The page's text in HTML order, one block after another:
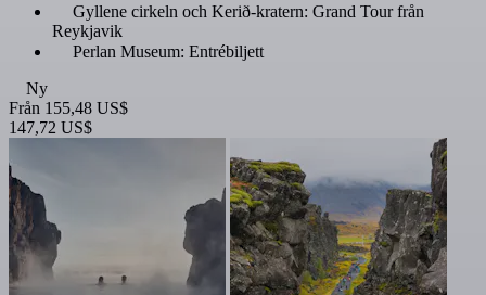
Gyllene cirkeln och Kerið-kratern: Grand Tour från
Reykjavik
Perlan Museum: Entrébiljett
Ny
Från 155,48 US$
147,72 US$